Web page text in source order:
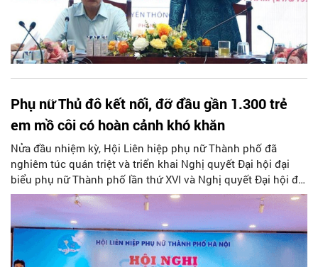
Phụ nữ Thủ đô kết nối, đỡ đầu gần 1.300 trẻ
em mồ côi có hoàn cảnh khó khăn
Nửa đầu nhiệm kỳ, Hội Liên hiệp phụ nữ Thành phố đã
nghiêm túc quán triệt và triển khai Nghị quyết Đại hội đại
biểu phụ nữ Thành phố lần thứ XVI và Nghị quyết Đại hội đại
biểu phụ nữ toàn quốc lần thứ XIII đạt được những kết quả
nổi bật, quan trọng.